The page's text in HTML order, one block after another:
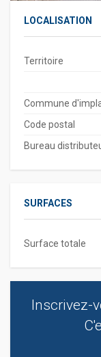
LOCALISATION
Territoire
Commune
Code postal
Bureau
SURFACES
Surface totale
Inscrivez-